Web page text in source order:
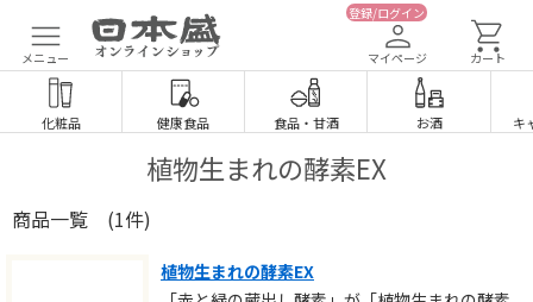
メニュー
登録/ログイン
マイページ カート
化粧品 健康食品 食品・ 甘酒 お酒 キ
植物生まれの酵素EX
商品一覧 (1件)
植物生まれの酵素EX